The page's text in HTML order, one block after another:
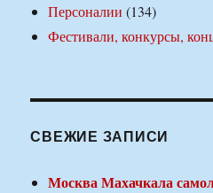
Персоналии (134)
Фестивали, конкурсы,
СВЕЖИЕ ЗАПИСИ
Москва Махачкала